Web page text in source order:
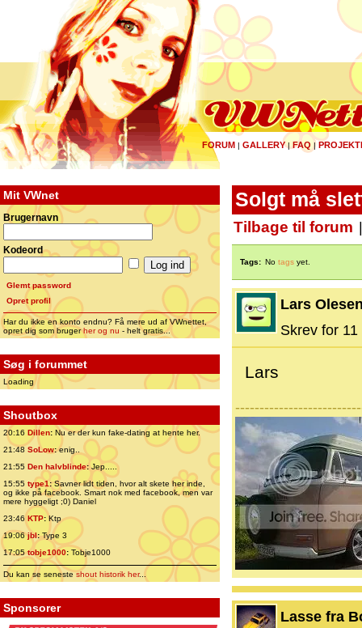
FORUM | GALLERY|FAQ |
Mit VWnet
Brugernavn
Kodeord
Glemt password
Opret profil
Har du ikke en konto endnu? Få mere ud af VWnettet,
opret dig som brugerher og nu - helt gratis...
Søg i forummet
Loading
Shoutbox
20:16 Dillen: Nu er der kun fake-dating at hente her.
21:48 SoLow:enig..
21:55 Den halvblinde:Jep.....
15:55 type1:Savner lidt tiden, hvor alt skete her inde,
og ikke på facebook. Smart nok med facebook, men var
mere hyggeligt ;0) Daniel
23:46 KTP:Ktp
19:06jbl:Type 3
17:05tobje1000: Tobje1000
Du kan se senesteshout historik her...
Sponsorer
Solgt må
Tilbage til forum
Tags: No tags yet.
Lars
Skrev for
Lars
Lasse fra